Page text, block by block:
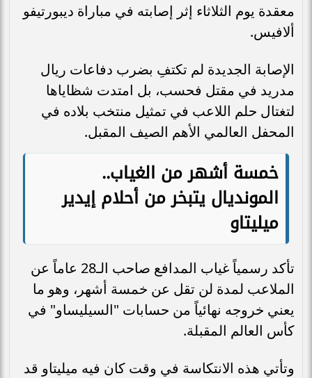
معقدة يوم الثلاثاء إثر إصابته في مباراة ديبورتيفو
ألافيس.
الإصابة الجديدة لم تكتفِ بضرب دفاعات ريال
مدريد في مقتل فحسب، بل امتدت شظاياها
لتغتال حلم اللاعب في تمثيل منتخب بلاده في
المحفل العالمي الأهم الصيف المقبل.
خمسة أشهر من الغياب..
المونديال يتبخر من أحلام إيدير
ميليتاو
تأكد رسمياً غياب المدافع صاحب الـ28 عاماً عن
الملاعب لمدة لن تقل عن خمسة أشهر، وهو ما
يعني خروجه نهائياً من حسابات "السيليساو" في
كأس العالم المقبلة.
وتأتي هذه الانتكاسة في وقت كان فيه ميليتاو قد